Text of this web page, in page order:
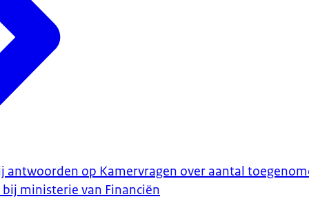
antwoorden op Kamervragen over aantal
ministerie van Financiën